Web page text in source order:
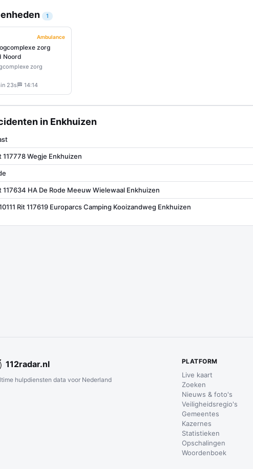
1
Ambulance
zorg
Noord
zorg
23s 🏁 14:14
in Enkhuizen
117778 Wegje Enkhuizen
117634 HA De Rode Meeuw Wielewaal Enkhuizen
Rit 117619 Europarcs Camping Kooizandweg Enkhuizen
112radar.nl
hulpdiensten data voor Nederland
PLATFORM
Live kaart
Zoeken
Nieuws & foto's
Veiligheidsregio's
Gemeentes
Kazernes
Statistieken
Opschalingen
Woordenboek